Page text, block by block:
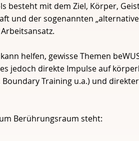
besteht mit dem Ziel, Körper,
und der sogenannten
helfen, gewisse Themen
jedoch direkte Impulse auf
Training u.a.) und
Berührungsraum steht:​